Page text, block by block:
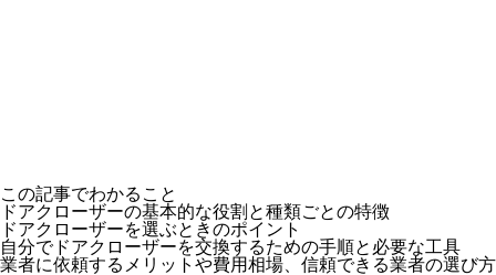
この記事でわかること
ドアクローザーの基本的な役割と種類ごとの特徴
ドアクローザーを選ぶときのポイント
自分でドアクローザーを交換するための手順と必要な工具
業者に依頼するメリットや費用相場、信頼できる業者の選び方